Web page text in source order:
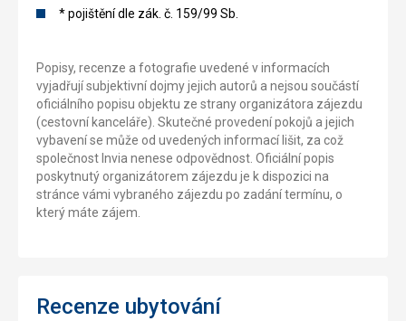
* pojištění dle zák. č. 159/99 Sb.
Popisy, recenze a fotografie uvedené v informacích
vyjadřují subjektivní dojmy jejich autorů a nejsou součástí
oficiálního popisu objektu ze strany organizátora zájezdu
(cestovní kanceláře). Skutečné provedení pokojů a jejich
vybavení se může od uvedených informací lišit, za což
společnost Invia nenese odpovědnost. Oficiální popis
poskytnutý organizátorem zájezdu je k dispozici na
stránce vámi vybraného zájezdu po zadání termínu, o
který máte zájem.
Recenze ubytování